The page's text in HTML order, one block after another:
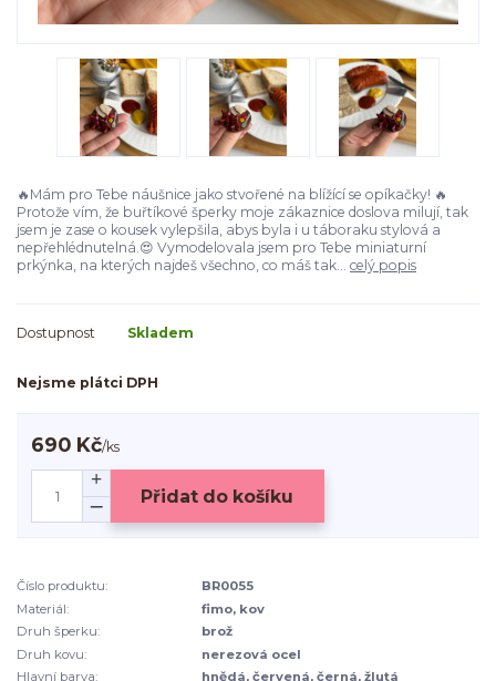
🔥Mám pro Tebe náušnice jako stvořené na blížící se opíkačky! 🔥
Protože vím, že buřtíkové šperky moje zákaznice doslova milují, tak
jsem je zase o kousek vylepšila, abys byla i u táboraku stylová a
nepřehlédnutelná.😍 Vymodelovala jsem pro Tebe miniaturní
prkýnka, na kterých najdeš všechno, co máš tak... celý popis
Dostupnost Skladem
Nejsme plátci DPH
690 Kč/ks
Přidat do košíku
Číslo produktu:
BR0055
Materiál:
fimo, kov
Druh šperku:
brož
Druh kovu:
nerezová ocel
Hlavní barva:
hnědá, červená, černá, žlutá